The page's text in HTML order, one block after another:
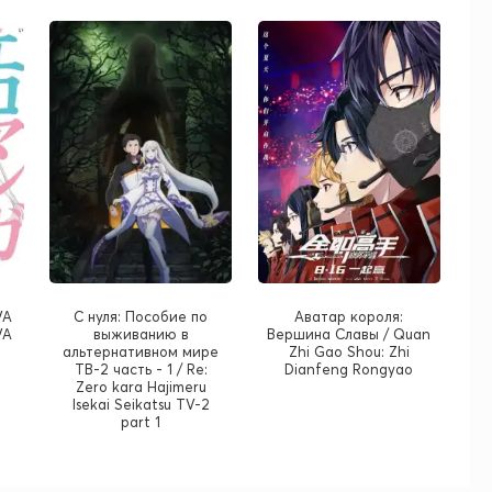
С нуля: Пособие по
выживанию в
альтернативном мире
ТВ-2 часть - 1 / Re:
Zero kara Hajimeru
Isekai Seikatsu TV-2
part 1
Аватар короля:
Вершина Славы / Quan
Zhi Gao Shou: Zhi
Dianfeng Rongyao